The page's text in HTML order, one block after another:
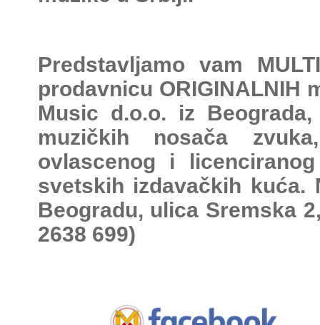
Predstavljamo vam
prodavnicu ORIGINALNIH
Music d.o.o. iz
muzičkih nosača
ovlascenog i
svetskih izdavačkih kuća.
Beogradu, ulica Sremska
2638 699)